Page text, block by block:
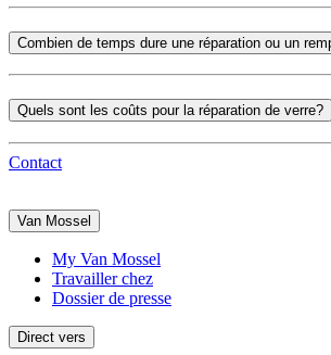
Combien de temps dure une réparation ou un
Quels sont les coûts pour la réparation de verre?
Contact
Van Mossel
My Van Mossel
Travailler chez
Dossier de presse
Direct vers